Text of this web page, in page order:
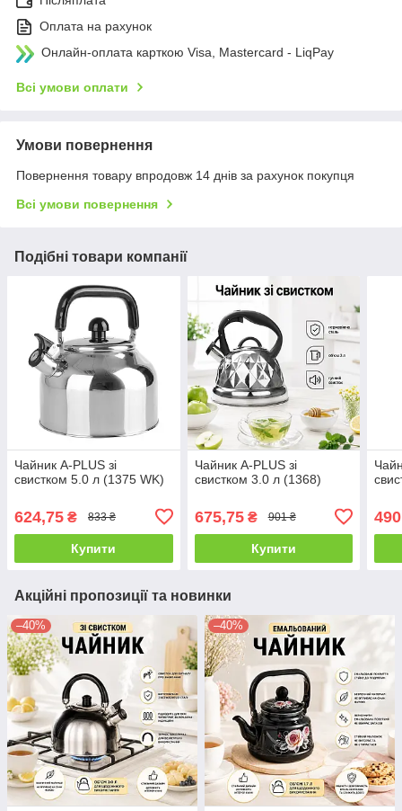
Оплата на рахунок
Онлайн-оплата карткою Visa, Mastercard - LiqPay
Всі умови оплати
Умови повернення
Повернення товару впродовж 14 днів за рахунок покупця
Всі умови повернення
Подібні товари компанії
Чайник A-PLUS зі
свистком 5.0 л (1375 WK)
624,75 ₴ 833 ₴
Купити
Чайник A-PLUS зі
свистком 3.0 л (1368)
675,75₴ 901 ₴
Купити
Акційні пропозиції та новинки
–40% –40%